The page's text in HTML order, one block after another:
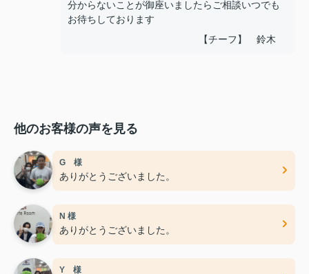
分からないことが御座いましたらご相談いつでも
お待ちしております
【チーフ】 鈴木
他のお客様の声を見る
G 様
ありがとうございました。
N 様
ありがとうございました。
Y 様